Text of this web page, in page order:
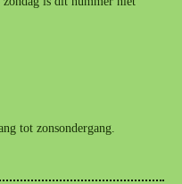
tot zonsondergang.